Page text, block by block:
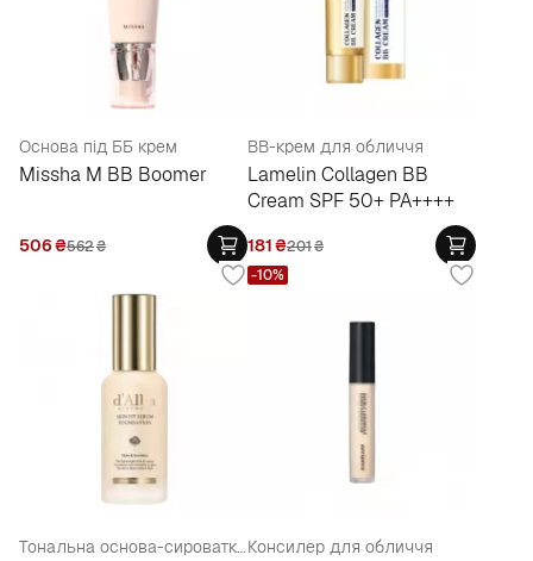
Основа під ББ крем
Missha M BB Boomer
506₴562₴
BB-крем для обличчя
Lamelin Collagen BB
Cream SPF 50+ PA++++
181₴201₴
Тональна основа-сироватка для обличчяКонсилер для обличчя
-10%